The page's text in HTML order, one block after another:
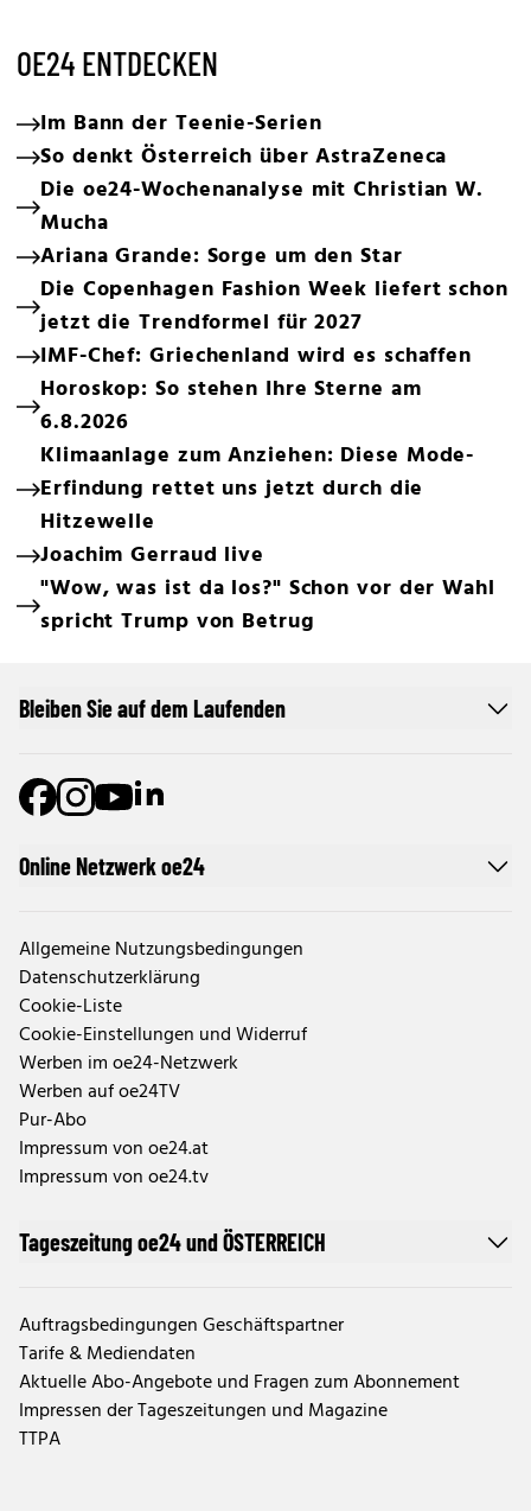
OE24 ENTDECKEN
Im Bann der Teenie-Serien
So denkt Österreich über AstraZeneca
Die oe24-Wochenanalyse mit Christian W.
Mucha
Ariana Grande: Sorge um den Star
Die Copenhagen Fashion Week liefert schon
jetzt die Trendformel für 2027
IMF-Chef: Griechenland wird es schaffen
Horoskop: So stehen Ihre Sterne am
6.8.2026
Klimaanlage zum Anziehen: Diese Mode-
Erfindung rettet uns jetzt durch die
Hitzewelle
Joachim Gerraud live
"Wow, was ist da los?" Schon vor der Wahl
spricht Trump von Betrug
Online Netzwerk oe24
Allgemeine Nutzungsbedingungen
Datenschutzerklärung
Cookie-Liste
Cookie-Einstellungen und Widerruf
Werben im oe24-Netzwerk
Werben auf oe24TV
Pur-Abo
Impressum von oe24.at
Impressum von oe24.tv
Tageszeitung oe24 und ÖSTERREICH
Auftragsbedingungen Geschäftspartner
Tarife & Mediendaten
Aktuelle Abo-Angebote und Fragen zum Abonnement
Impressen der Tageszeitungen und Magazine
TTPA
Bleiben Sie auf dem Laufenden